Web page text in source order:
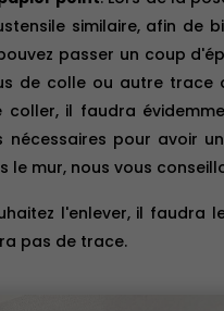
similaire, afin de
passer un coup
de colle ou autre
coller, il faudra
nécessaires pour avoir
le mur, nous vous
l'enlever, il faudra
pas de trace.